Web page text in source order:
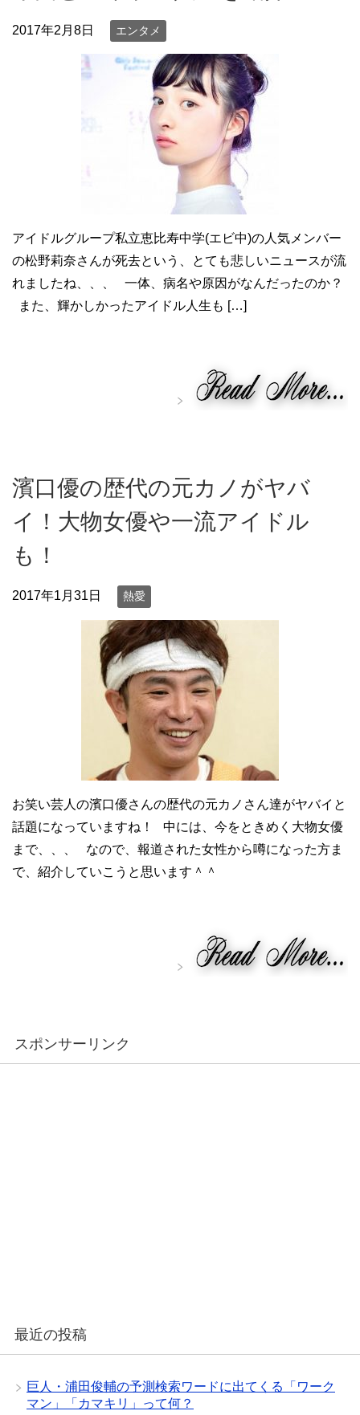
2017年2月8日 エンタメ
アイドルグループ私立恵比寿中学(エビ中)の人気メンバー
の松野莉奈さんが死去という、とても悲しいニュースが流
れましたね、、、 一体、病名や原因がなんだったのか？
また、輝かしかったアイドル人生も […]
濱口優の歴代の元カノがヤバ
イ！大物女優や一流アイドル
も！
2017年1月31日 熱愛
お笑い芸人の濱口優さんの歴代の元カノさん達がヤバイと
話題になっていますね！ 中には、今をときめく大物女優
まで、、、 なので、報道された女性から噂になった方ま
で、紹介していこうと思います＾＾
スポンサーリンク
最近の投稿
巨人・浦田俊輔の予測検索ワードに出てくる「ワーク
マン」「カマキリ」って何？